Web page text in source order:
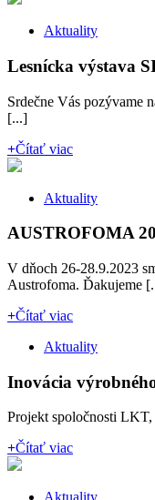
Aktuality
Lesnícka výstava
Srdečne Vás pozývame
[...]
+Čítať viac
Aktuality
AUSTROFOMA
V dňoch 26-28.9.2023
Austrofoma. Ďakujeme
+Čítať viac
Aktuality
Inovácia
Projekt spoločnosti LKT,
+Čítať viac